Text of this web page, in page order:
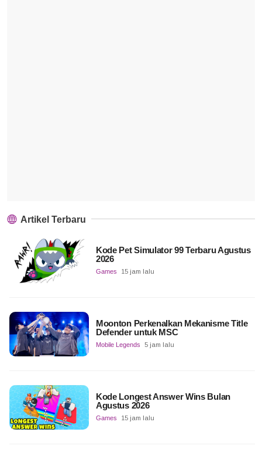
Artikel Terbaru
Kode Pet Simulator 99 Terbaru Agustus
2026
Games 15 jam lalu
Moonton Perkenalkan Mekanisme Title
Defender untuk MSC
Mobile Legends 5 jam lalu
Kode Longest Answer Wins Bulan
Agustus 2026
Games 15 jam lalu